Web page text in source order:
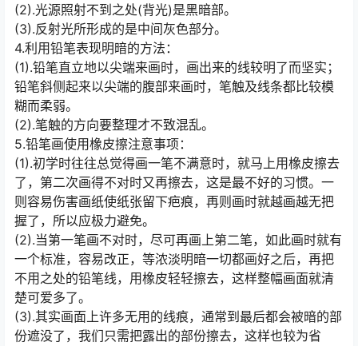
(2).光源照射不到之处(背光)是黑暗部。
(3).反射光所形成的是中间灰色部分。
4.利用铅笔表现明暗的方法：
(1).铅笔直立地以尖端来画时，画出来的线较明了而坚实；
铅笔斜侧起来以尖端的腹部来画时，笔触及线条都比较模
糊而柔弱。
(2).笔触的方向要整理才不致混乱。
5.铅笔画使用橡皮擦注意事项：
(1).初学时往往总觉得画一笔不满意时，就马上用橡皮擦去
了，第二次画得不对时又再擦去，这是最不好的习惯。一
则容易伤害画纸使纸张留下疤痕，再则画时就越画越无把
握了，所以应极力避免。
(2).当第一笔画不对时，尽可再画上第二笔，如此画时就有
一个标准，容易改正，等浓淡明暗一切都画好之后，再把
不用之处的铅笔线，用橡皮轻轻擦去，这样整幅画面就清
楚可爱多了。
(3).其实画面上许多无用的线痕，通常到最后都会被暗的部
份遮没了，我们只需把露出的部份擦去，这样也较为省